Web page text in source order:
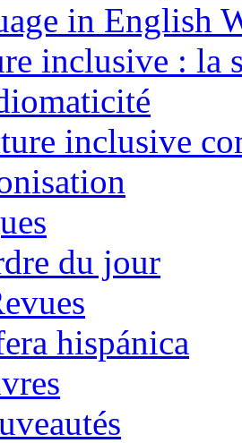
in English
inclusive : la
inclusive
du jour
hispánica